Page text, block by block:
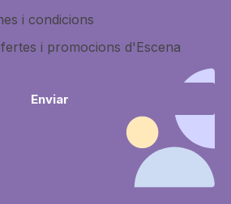
i condicions
i promocions d'Escena
Enviar